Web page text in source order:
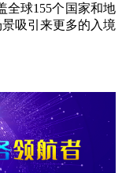
全球155个国家和地
吸引来更多的入境